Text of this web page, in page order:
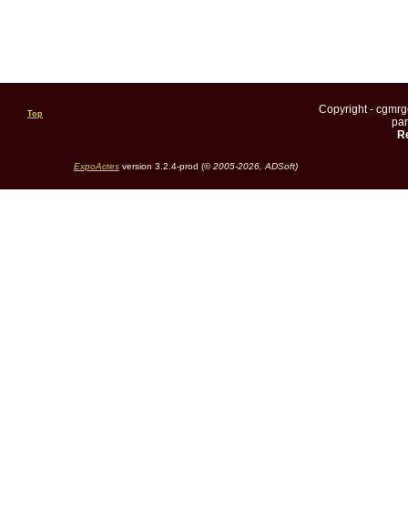
Top
Copyright -
ExpoActesversion 3.2.4-prod (©2005-2026, ADSoft)